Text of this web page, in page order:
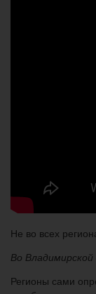
Не во всех
Во
Регионы сами